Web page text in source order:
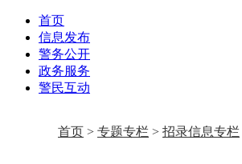
首页
信息发布
警务公开
政务服务
警民互动
首页 > 专题专栏 > 招录信息专栏